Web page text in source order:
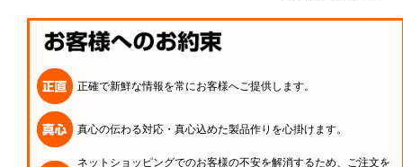
正確で新鮮な情報を常にお客様へご提供します。
真心の伝わる対応・真心込めた製品作りを心掛けます。
ネットショッピングでのお客様の不安を解消するため、ご注文を